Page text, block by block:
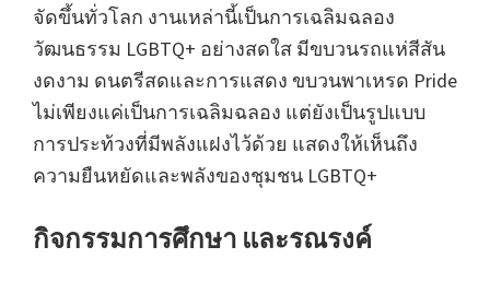
จัดขึ้นทั่วโลก งานเหล่านี้เป็นการเฉลิมฉลอง
วัฒนธรรม LGBTQ+ อย่างสดใส มีขบวนรถแห่สีสัน
งดงาม ดนตรีสดและการแสดง ขบวนพาเหรด Pride
ไม่เพียงแค่เป็นการเฉลิมฉลอง แต่ยังเป็นรูปแบบ
การประท้วงที่มีพลังแฝงไว้ด้วย แสดงให้เห็นถึง
ความยืนหยัดและพลังของชุมชน LGBTQ+
กิจกรรมการศึกษา และรณรงค์